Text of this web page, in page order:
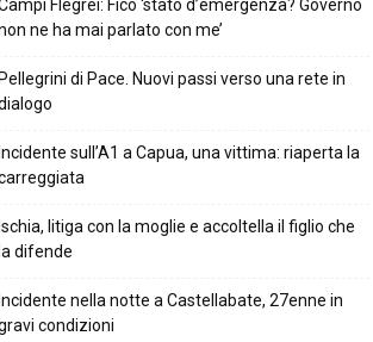
Flegrei: Fico ‘stato d’emergenza? Governo
ne ha mai parlato con me’
di Pace. Nuovi passi verso una rete in
sull’A1 a Capua, una vittima: riaperta la
litiga con la moglie e accoltella il figlio che
difende
nella notte a Castellabate, 27enne in
condizioni